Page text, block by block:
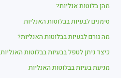
מהן בלוטות אנליות?
סימנים לבעיות בבלוטות האנליות
מה גורם לבעיות בבלוטות האנליות?
כיצד ניתן לטפל בבעיות בבלוטות האנליות?
מניעת בעיות בבלוטות האנליות